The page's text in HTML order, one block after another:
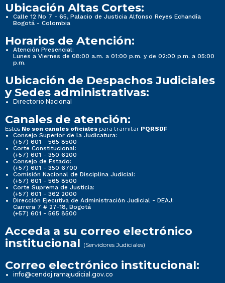
Ubicación Altas Cortes:
Calle 12 No 7 - 65, Palacio de Justicia Alfonso Reyes Echandía
Bogotá - Colombia
Horarios de Atención:
Atención Presencial:
Lunes a Viernes de 08:00 a.m. a 01:00 p.m. y de 02:00 p.m. a 05:00
p.m.
Ubicación de Despachos Judiciales
y Sedes administrativas:
Directorio Nacional
Canales de atención:
Estos No son canales oficiales para tramitar PQRSDF
Consejo Superior de la Judicatura:
(+57) 601 - 565 8500
Corte Constitucional:
(+57) 601 - 350 6200
Consejo de Estado:
(+57) 601 - 350 6700
Comisión Nacional de Disciplina Judicial:
(+57) 601 - 565 8500
Corte Suprema de Justicia:
(+57) 601 - 362 2000
Dirección Ejecutiva de Administración Judicial - DEAJ:
Carrera 7 # 27-18, Bogotá
(+57) 601 - 565 8500
Acceda a su correo electrónico
institucional (Servidores Judiciales)
Correo electrónico institucional:
info@cendoj.ramajudicial.gov.co